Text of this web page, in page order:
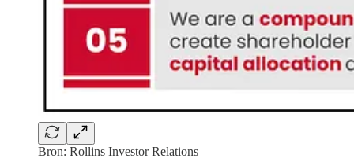
Bron: Rollins Investor Relations